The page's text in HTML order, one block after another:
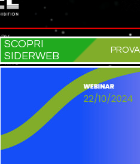
SCOPRI
SIDERWEB